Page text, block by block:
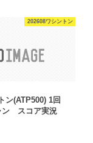
202608ワシントン
ン(ATP500) 1回
スコア実況